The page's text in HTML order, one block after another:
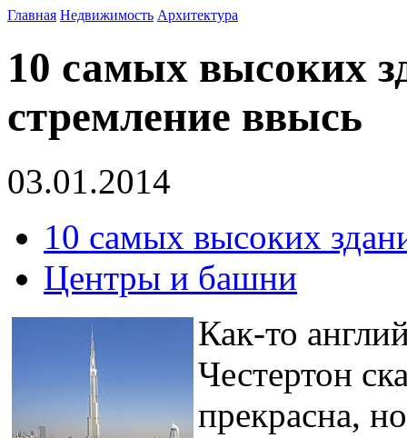
Главная Недвижимость Архитектура
10 самых высоких
стремление ввысь
03.01.2014
10 самых высоких
Центры и башни
Как-то
Честертон
прекрасна,